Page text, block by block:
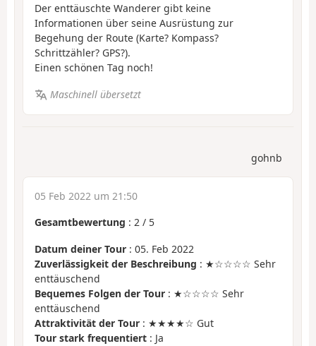
Der enttäuschte Wanderer gibt keine
Informationen über seine Ausrüstung zur
Begehung der Route (Karte? Kompass?
Schrittzähler? GPS?).
Einen schönen Tag noch!
Maschinell übersetzt
gohnb
05 Feb 2022 um 21:50
Gesamtbewertung : 2 / 5
Datum deiner Tour : 05. Feb 2022
Zuverlässigkeit der Beschreibung : ★☆☆☆☆ Sehr
enttäuschend
Bequemes Folgen der Tour : ★☆☆☆☆ Sehr
enttäuschend
Attraktivität der Tour : ★★★★☆ Gut
Tour stark frequentiert : Ja